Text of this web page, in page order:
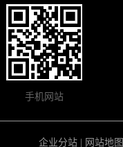
手机网站
企业分站| 网站地图